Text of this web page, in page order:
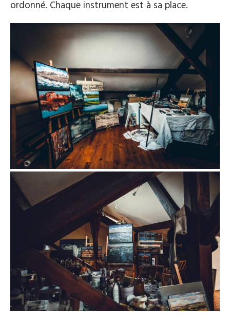
ordonné. Chaque instrument est à sa place.